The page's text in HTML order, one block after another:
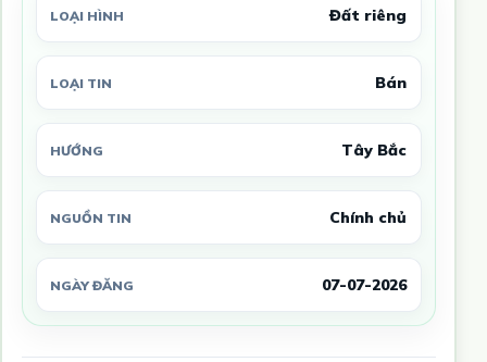
LOẠI HÌNH Đất riêng
LOẠI TIN Bán
HƯỚNG Tây Bắc
NGUỒN TIN Chính chủ
NGÀY ĐĂNG 07-07-2026